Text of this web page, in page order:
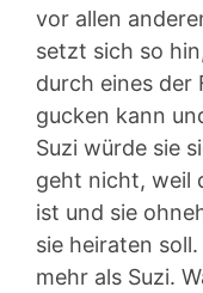
vor allen
setzt sich so
durch eines der
gucken kann
Suzi würde sie
geht nicht, weil
ist und sie
sie heiraten
mehr als Suzi.